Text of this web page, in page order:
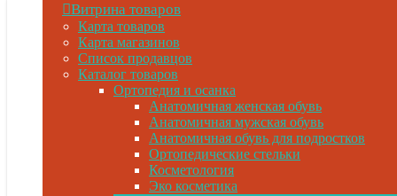
Витрина товаров
Карта товаров
Карта магазинов
Список продавцов
Каталог товаров
Ортопедия и осанка
Анатомичная женская обувь
Анатомичная мужская обувь
Анатомичная обувь для подростков
Ортопедические стельки
Косметология
Эко косметика